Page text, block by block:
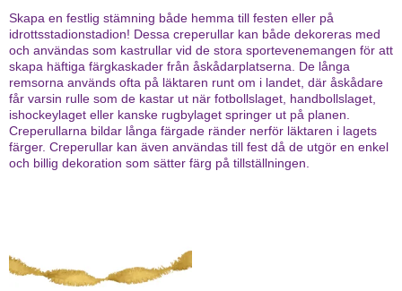
Skapa en festlig stämning både hemma till festen eller på
idrottsstadionstadion! Dessa creperullar kan både dekoreras med
och användas som kastrullar vid de stora sportevenemangen för att
skapa häftiga färgkaskader från åskådarplatserna. De långa
remsorna används ofta på läktaren runt om i landet, där åskådare
får varsin rulle som de kastar ut när fotbollslaget, handbollslaget,
ishockeylaget eller kanske rugbylaget springer ut på planen.
Creperullarna bildar långa färgade ränder nerför läktaren i lagets
färger. Creperullar kan även användas till fest då de utgör en enkel
och billig dekoration som sätter färg på tillställningen.